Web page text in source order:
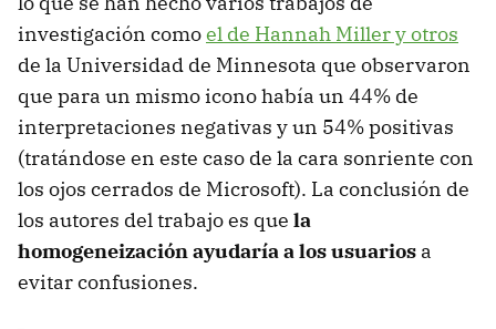
investigación comoel de Hannah Miller y otros
de la Universidad de Minnesota que observaron
que para un mismo icono había un 44% de
interpretaciones negativas y un 54% positivas
(tratándose en este caso de la cara sonriente con
los ojos cerrados de Microsoft). La conclusión de
los autores del trabajo es que la
homogeneización ayudaría a los usuarios a
evitar confusiones.